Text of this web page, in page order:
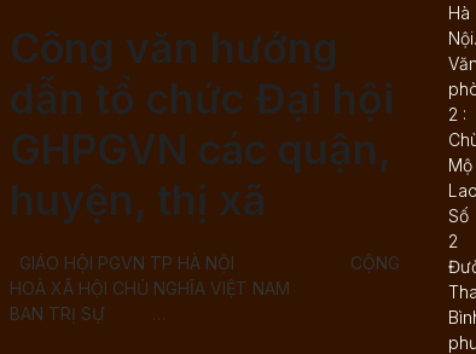
Công văn hướng
dẫn tổ chức Đại hội
GHPGVN các quận,
huyện, thị xã
GIÁO HỘI PGVN TP HÀ NỘI CỘNG
HOÀ XÃ HỘI CHỦ NGHĨA VIỆT NAM
BAN TRỊ SỰ …
Hà
Nội.
2 :
Mộ
Số
2